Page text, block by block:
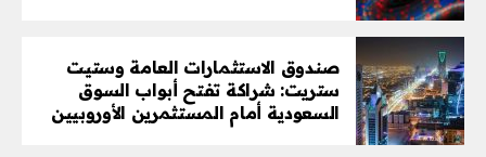
صندوق الاستثمارات العامة وستيت
ستريت: شراكة تفتح أبواب السوق
السعودية أمام المستثمرين الأوروبيين